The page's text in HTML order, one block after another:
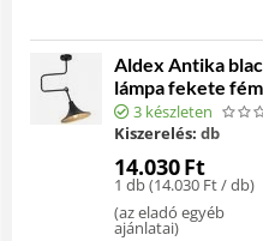
Aldex Antika
lámpa fekete
3 készleten
Kiszerelés: db
14.030Ft
1 db (14.030 Ft/ db)
(az eladó egyéb
ajánlatai)